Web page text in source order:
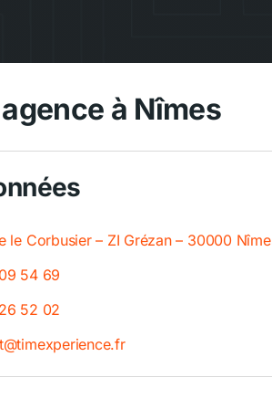
à Nîmes
le Corbusier – ZI Grézan – 30000
54 69
52 02